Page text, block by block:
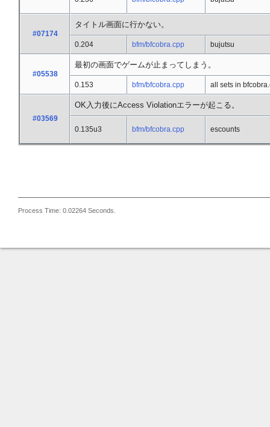
#07174
タイトル画面に行かない。
0.204 bfm/bfcobra.cpp bujutsu
#05538
最初の画面でゲームが止まってしまう。
0.153 bfm/bfcobra.cpp all sets in
#03569
OK入力後にAccess Violationエラーが起こる。
0.135u3 bfm/bfcobra.cpp escounts
Process Time: 0.02264 Seconds.